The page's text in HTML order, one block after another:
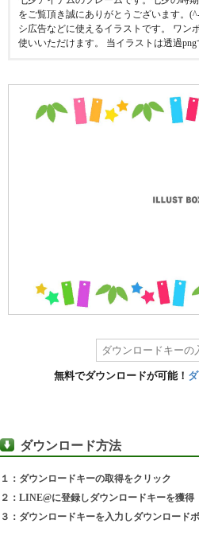
をご覧頂き誠にありがとうございます。
シ広告などに使えるイラストです。 ワン
使いいただけます。 当イラストは透過png
無料でダウンロードが可能！
ダウンロード方法
１：ダウンロードキーの取得をクリック
２：LINE@に登録しダウンロードキーを獲得
３：ダウンロードキーを入力しダウンロード